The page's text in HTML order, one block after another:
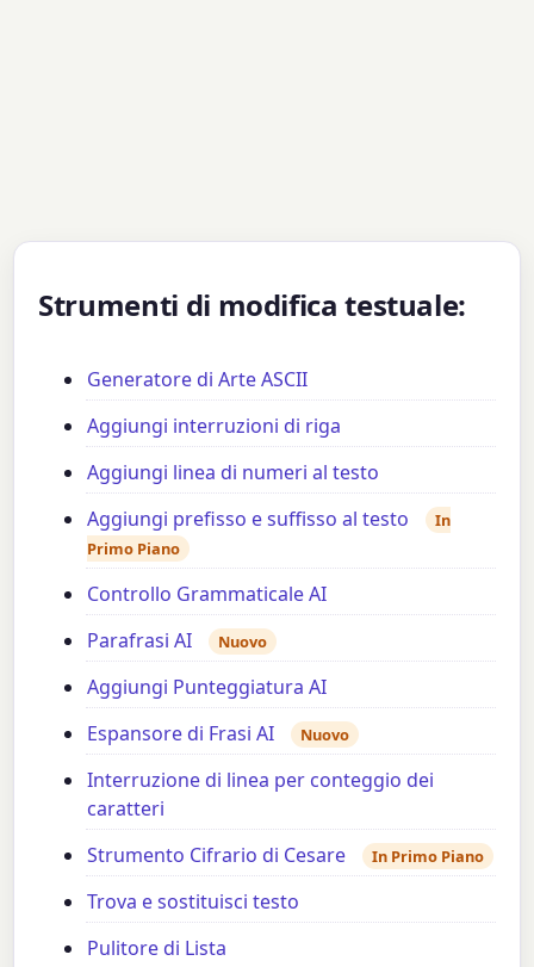
Strumenti di modifica testuale:
Generatore di Arte ASCII
Aggiungi interruzioni di riga
Aggiungi linea di numeri al testo
Aggiungi prefisso e suffisso al testo
In
Primo Piano
Controllo Grammaticale AI
Parafrasi AI
Nuovo
Aggiungi Punteggiatura AI
Espansore di Frasi AI
Nuovo
Interruzione di linea per conteggio dei
caratteri
Strumento Cifrario di Cesare
In Primo Piano
Trova e sostituisci testo
Pulitore di Lista